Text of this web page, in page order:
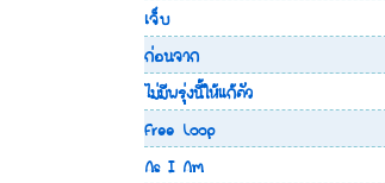
เจ็บ
ก่อนจาก
ไม่มีพรุ่งนี้ให้แก้ตัว
Free Loop
As I Am